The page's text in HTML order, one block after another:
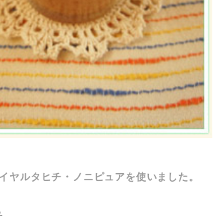
ヤルタヒチ・ノニピュアを使いました。